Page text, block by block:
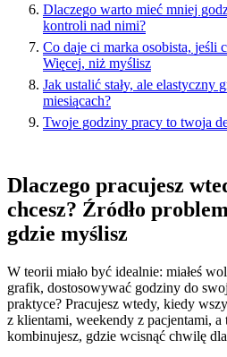
Dlaczego warto mieć mniej
kontroli nad nimi?
Co daje ci marka osobista, jeśli
Więcej, niż myślisz
Jak ustalić stały, ale
miesiącach?
Twoje godziny pracy to twoja
Dlaczego pracujesz
chcesz? Źródło
gdzie myślisz
W teorii miało być idealnie: miałeś
grafik, dostosowywać godziny do
praktyce? Pracujesz wtedy, kiedy
z klientami, weekendy z pacjentami, a
kombinujesz, gdzie wcisnąć chwilę